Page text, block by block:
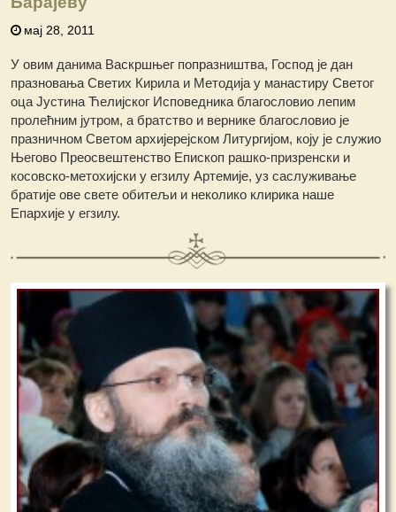
мај 28, 2011
У овим данима Васкршњег попразништва, Господ је дан
празновања Светих Кирила и Методија у манастиру Светог
оца Јустина Ћелијског Исповедника благословио лепим
пролећним јутром, а братство и вернике благословио је
празничном Светом архијерејском Литургијом, коју je служио
Његово Преосвештенство Епископ рашко-призренски и
косовско-метохијски у егзилу Артемије, уз саслуживање
братије ове свете обитељи и неколико клирика наше
Епархије у егзилу.